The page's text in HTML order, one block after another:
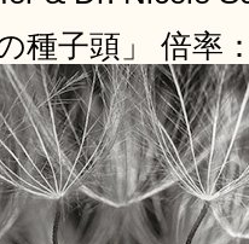
種子頭」 倍率